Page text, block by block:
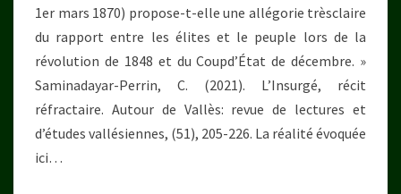
1er mars 1870) propose-t-elle une allégorie trèsclaire
du rapport entre les élites et le peuple lors de la
révolution de 1848 et du Coupd’État de décembre. »
Saminadayar-Perrin, C. (2021). L’Insurgé, récit
réfractaire. Autour de Vallès: revue de lectures et
d’études vallésiennes, (51), 205-226. La réalité évoquée
ici…